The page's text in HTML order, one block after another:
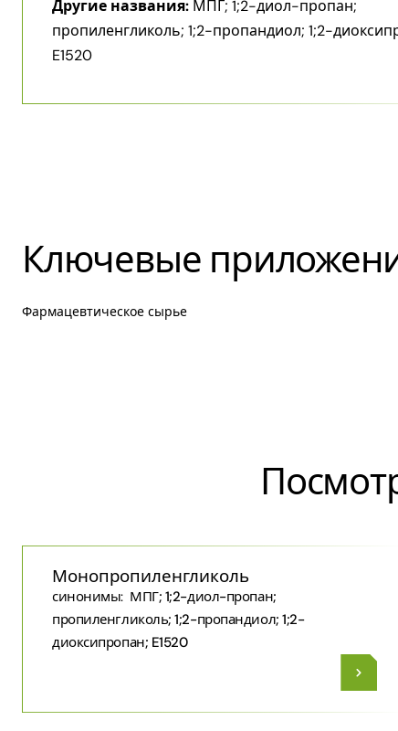
Другие названия: МПГ; 1;2-​диол-​пропан;
пропиленгликоль; 1;2-пропандиол; 1;2-
E1520
Ключевые
Фармацевтическое сырье
Монопропиленгликоль
синонимы: МПГ; 1;2-​диол-​пропан;
пропиленгликоль; 1;2-пропандиол; 1;2-
диоксипропан; E1520